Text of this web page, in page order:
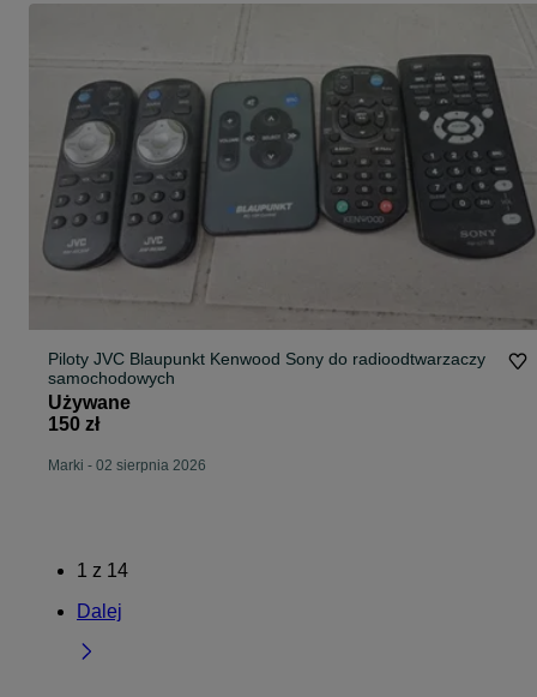
Piloty JVC Blaupunkt Kenwood Sony do radioodtwarzaczy
samochodowych
Używane
150 zł
Marki - 02 sierpnia 2026
1 z 14
Dalej